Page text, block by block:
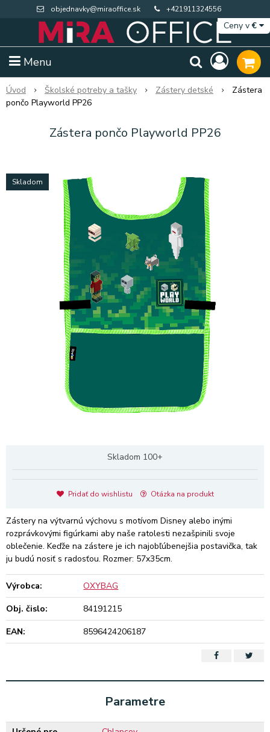
objednavky@miraoffice.sk +421911324556
Menu
Ceny v€
Extra výpredaj zásob Výpredaj BTS
Úvod Školské potreby a tašky Zástery detské
Zástera
pončo Playworld PP26
Zástera pončo Playworld PP26
Skladom
Skladom 100+
Pridať do wishlistu Otázka na produkt
Zástery na výtvarnú výchovu s motívom Disney alebo inými
rozprávkovými figúrkami aby naše ratolesti nezašpinili svoje
oblečenie. Keďže na zástere je ich najobľúbenejšia postavička, tak
ju budú nosiť s radosťou. Rozmer: 57x35cm.
Výrobca:
OXYBAG
Obj. čislo:
84191215
EAN:
8596424206187
Parametre